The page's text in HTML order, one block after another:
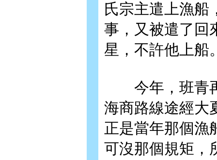
氏宗主遣上漁船
事，又被遣了回
星，不許他上船
今年，班青再
海商路線途經大
正是當年那個漁
可沒那個規矩，